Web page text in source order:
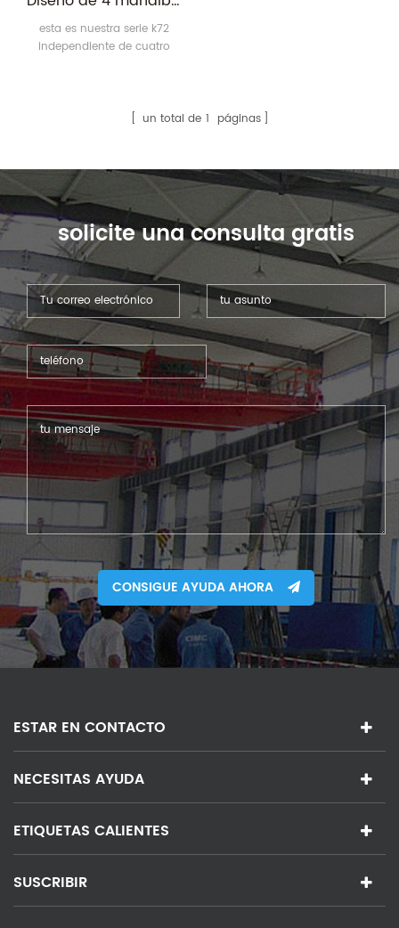
esta es nuestra serie k72
independiente de cuatro
conectado al eje porun total de 1 páginas
solicite una consulta gratis
CONSIGUE AYUDA AHORA
ESTAR EN CONTACTO
NECESITAS AYUDA
ETIQUETAS CALIENTES
SUSCRIBIR